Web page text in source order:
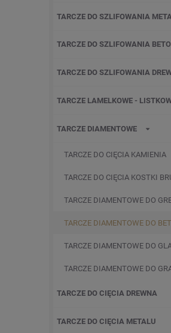
TARCZE DO SZLIFOWANIA
TARCZE DO SZLIFOWANIA
TARCZE DO SZLIFOWANIA
TARCZE LAMELKOWE -
TARCZE DIAMENTOWE
TARCZE DO CIĘCIA KAMIENIA
TARCZE DO CIĘCIA KOSTKI
TARCZE DIAMENTOWE DO
TARCZE DIAMENTOWE DO
TARCZE DIAMENTOWE DO
TARCZE DIAMENTOWE DO
TARCZE DO CIĘCIA DREWNA
TARCZE DO CIĘCIA METALU